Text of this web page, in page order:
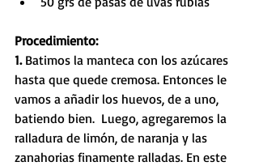
Procedimiento:
1. Batimos la manteca con los azúcares
hasta que quede cremosa. Entonces le
vamos a añadir los huevos, de a uno,
batiendo bien.  Luego, agregaremos la
ralladura de limón, de naranja y las
zanahorias finamente ralladas. En este